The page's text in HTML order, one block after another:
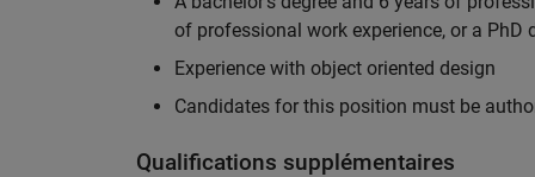
of professional work experience, or a PhD
Experience with object oriented design
Candidates for this position must be
Qualifications supplémentaires